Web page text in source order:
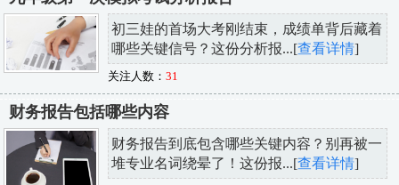
初三娃的首场大考刚结束，成绩单背后藏着
哪些关键信号？这份分析报...[查看详情]
关注人数： 31
财务报告包括哪些内容
财务报告到底包含哪些关键内容？别再被一
堆专业名词绕晕了！这份报...[查看详情]